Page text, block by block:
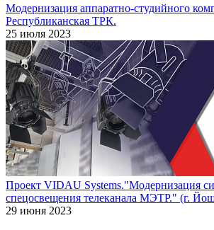
Модернизация аппаратно-студийного
Республиканская ТРК.
25 июля 2023
Проект VIDAU Systems."Модернизация
спецосвещения телеканала МЭТР." (г.
29 июня 2023